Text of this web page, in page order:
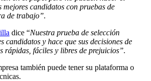
candidatos con pruebas de
de trabajo”.
dice “Nuestra prueba de selección
candidatos y hace que sus decisiones de
rápidas, fáciles y libres de prejuicios”.
también puede tener su plataforma o